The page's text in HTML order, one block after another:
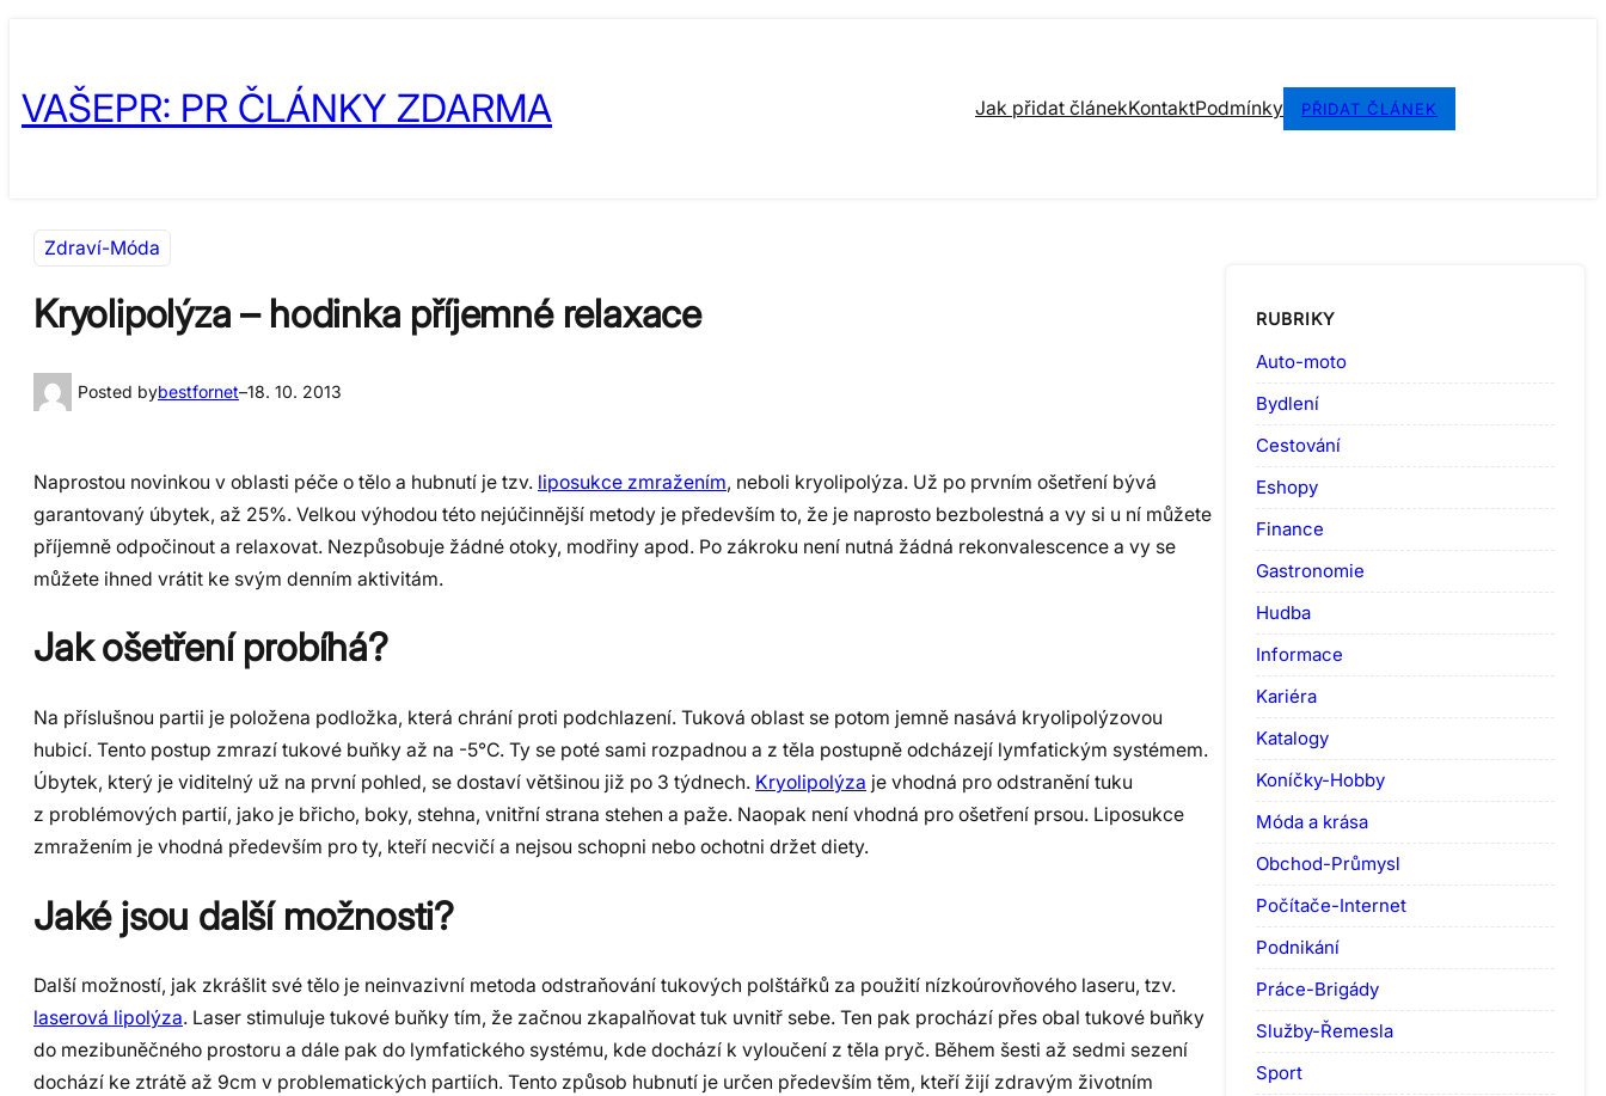
obsah
content
VAŠEPR: PR ČLÁNKY ZDARMA Jak přidat článekKontaktPodmínky PŘIDAT ČLÁNEK
Zdraví-Móda
Kryolipolýza – hodinka příjemné relaxace
Posted bybestfornet–18. 10. 2013
Naprostou novinkou v oblasti péče o tělo a hubnutí je tzv. liposukce zmražením, neboli kryolipolýza. Už po prvním ošetření bývá
garantovaný úbytek, až 25%. Velkou výhodou této nejúčinnější metody je především to, že je naprosto bezbolestná a vy si u ní můžete
příjemně odpočinout a relaxovat. Nezpůsobuje žádné otoky, modřiny apod. Po zákroku není nutná žádná rekonvalescence a vy se
můžete ihned vrátit ke svým denním aktivitám.
Jak ošetření probíhá?
Na příslušnou partii je položena podložka, která chrání proti podchlazení. Tuková oblast se potom jemně nasává kryolipolýzovou
hubicí. Tento postup zmrazí tukové buňky až na -5°C. Ty se poté sami rozpadnou a z těla postupně odcházejí lymfatickým systémem.
Úbytek, který je viditelný už na první pohled, se dostaví většinou již po 3 týdnech. Kryolipolýza je vhodná pro odstranění tuku
z problémových partií, jako je břicho, boky, stehna, vnitřní strana stehen a paže. Naopak není vhodná pro ošetření prsou. Liposukce
zmražením je vhodná především pro ty, kteří necvičí a nejsou schopni nebo ochotni držet diety.
Jaké jsou další možnosti?
Další možností, jak zkrášlit své tělo je neinvazivní metoda odstraňování tukových polštářků za použití nízkoúrovňového laseru, tzv.
laserová lipolýza. Laser stimuluje tukové buňky tím, že začnou zkapalňovat tuk uvnitř sebe. Ten pak prochází přes obal tukové buňky
do mezibuněčného prostoru a dále pak do lymfatického systému, kde dochází k vyloučení z těla pryč. Během šesti až sedmi sezení
dochází ke ztrátě až 9cm v problematických partiích. Tento způsob hubnutí je určen především těm, kteří žijí zdravým životním
RUBRIKY
Auto-moto
Bydlení
Cestování
Eshopy
Finance
Gastronomie
Hudba
Informace
Kariéra
Katalogy
Koníčky-Hobby
Móda a krása
Obchod-Průmysl
Počítače-Internet
Podnikání
Práce-Brigády
Služby-Řemesla
Sport